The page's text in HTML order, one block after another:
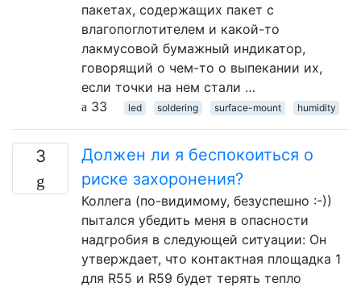
пакетах, содержащих пакет с
влагопоглотителем и какой-то
лакмусовой бумажный индикатор,
говорящий о чем-то о выпекании их,
если точки на нем стали …
33
led soldering surface-mount humidity
3
Должен ли я беспокоиться о
риске захоронения?
Коллега (по-видимому, безуспешно :-))
пытался убедить меня в опасности
надгробия в следующей ситуации: Он
утверждает, что контактная площадка 1
для R55 и R59 будет терять тепло